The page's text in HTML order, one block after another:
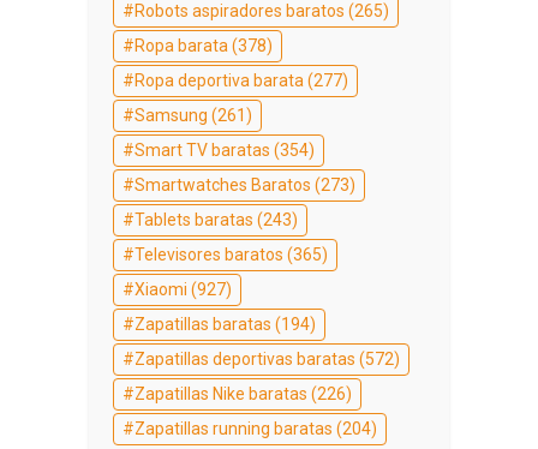
Robots aspiradores baratos (265)
Ropa barata(378)
Ropa deportiva barata(277)
Samsung (261)
Smart TV baratas (354)
Smartwatches Baratos (273)
Tablets baratas (243)
Televisores baratos (365)
Xiaomi (927)
Zapatillas baratas (194)
Zapatillas deportivas baratas (572)
Zapatillas Nike baratas (226)
Zapatillas running baratas (204)